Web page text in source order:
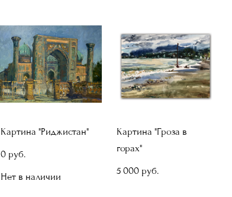
Картина "Риджистан"
0 pуб.
Нет в наличии
Картина "Гроза в
горах"
5 000 pуб.